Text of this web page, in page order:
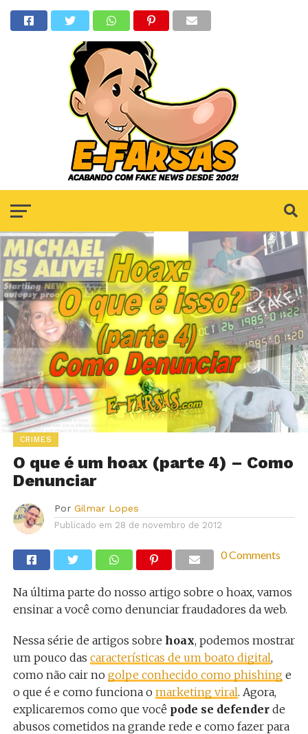
CRIMES
O que é um hoax (parte 4) – Como
Denunciar
Por Gilmar Lopes
Publicado em 28 de novembro de 2012
0 Comments
Na última parte do nosso artigo sobre o hoax, vamos
ensinar a você como denunciar fraudadores da web.
Nessa série de artigos sobre hoax, podemos mostrar
um pouco das características de um boato digital,
como não cair no golpe conhecido como phishinge
o que é e como funciona o marketing viral. Agora,
explicaremos como que você pode se defenderde
abusos cometidos na grande rede e como fazer para